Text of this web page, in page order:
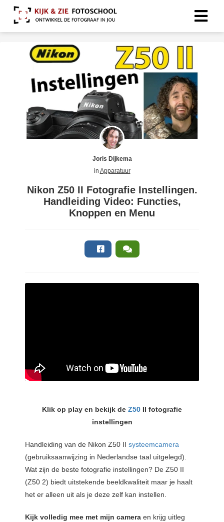
Joris Dijkema
in Apparatuur
Nikon Z50 II Fotografie Instellingen.
Handleiding Video: Functies,
Knoppen en Menu
Klik op play en bekijk de Z50 II fotografie
instellingen
Handleiding van de Nikon Z50 II systeemcamera
(gebruiksaanwijzing in Nederlandse taal uitgelegd).
Wat zijn de beste fotografie instellingen? De Z50 II
(Z50 2) biedt uitstekende beeldkwaliteit maar je haalt
het er alleen uit als je deze zelf kan instellen.
Kijk volledig mee met mijn camera en krijg uitleg